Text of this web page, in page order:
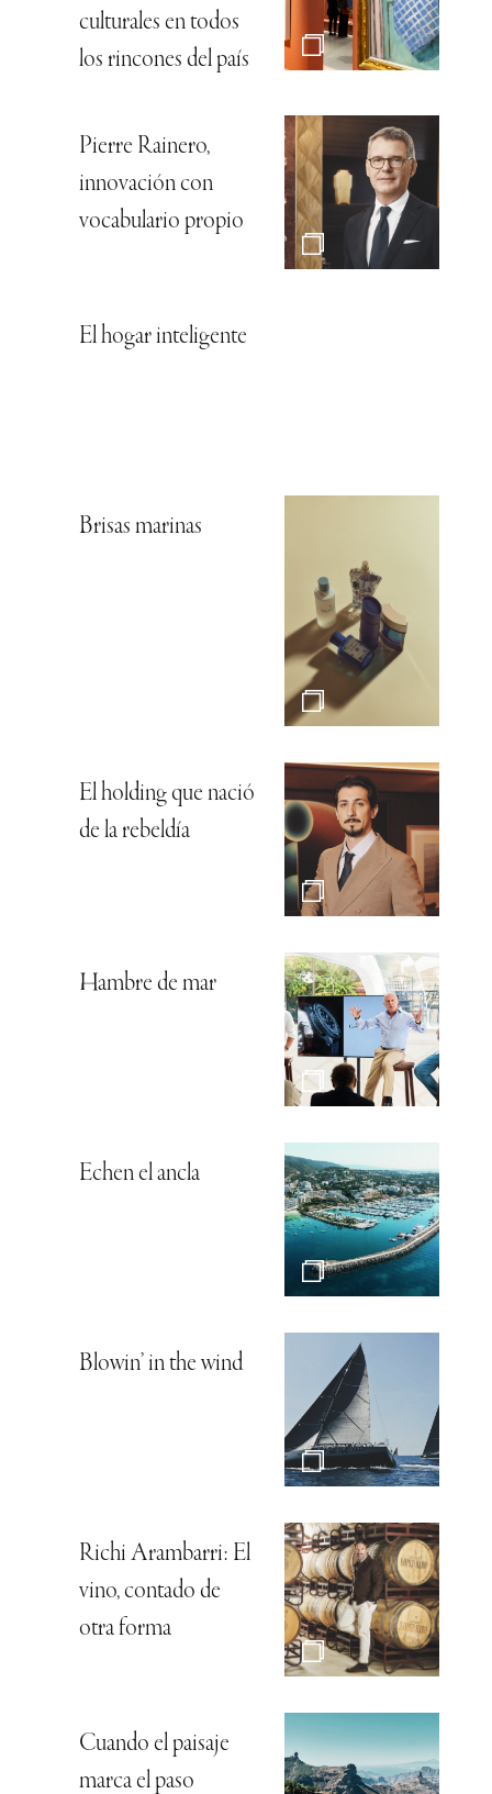
culturales en todos
los rincones del país
Pierre Rainero,
innovación con
vocabulario propio
El hogar inteligente
Brisas marinas
El holding que nació
de la rebeldía
Hambre de mar
Echen el ancla
Blowin’ in the wind
Richi Arambarri: El
vino, contado de
otra forma
Cuando el paisaje
marca el paso